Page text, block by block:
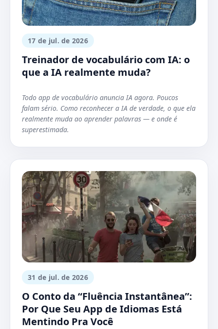
17 de jul. de 2026
Treinador de vocabulário com IA: o
que a IA realmente muda?
Todo app de vocabulário anuncia IA agora. Poucos
falam sério. Como reconhecer a IA de verdade, o que ela
realmente muda ao aprender palavras — e onde é
superestimada.
31 de jul. de 2026
O Conto da “Fluência Instantânea”:
Por Que Seu App de Idiomas Está
Mentindo Pra Você